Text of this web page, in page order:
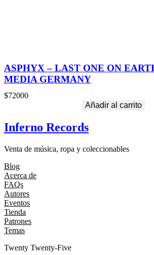
ASPHYX – LAST ONE ON
MEDIA GERMANY
$72000
Añadir al carrito
Inferno Records
Venta de música, ropa y coleccionables
Blog
Acerca de
FAQs
Autores
Eventos
Tienda
Patrones
Temas
Twenty Twenty-Five